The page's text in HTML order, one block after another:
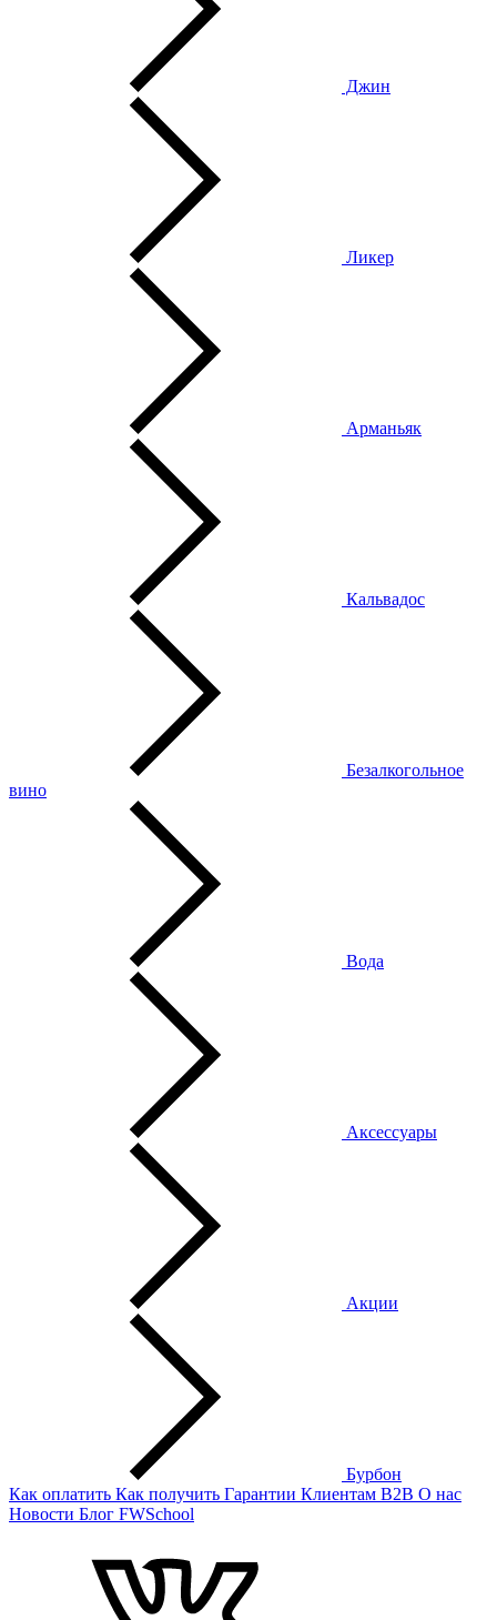
Джин
Ликер
Арманьяк
Кальвадос
Безалкогольное
вино
Вода
Аксессуары
Акции
Бурбон
Как оплатить Как получить Гарантии Клиентам B2B О нас
Новости Блог FWSchool